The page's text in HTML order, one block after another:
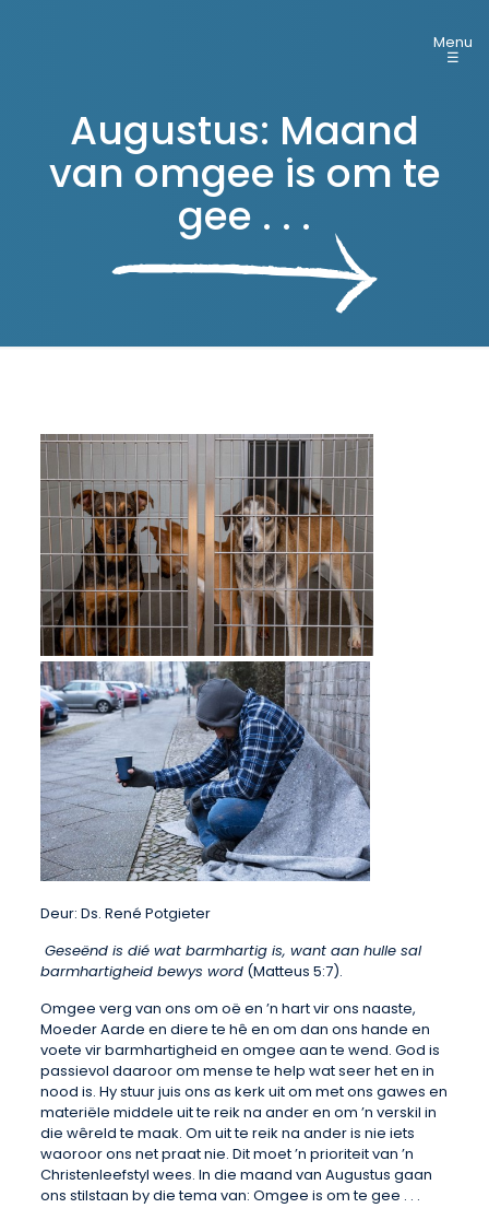
Menu
☰
Augustus: Maand
van omgee is om te
gee . . .
Deur: Ds. René Potgieter
Geseënd is dié wat barmhartig is, want aan hulle sal
barmhartigheid bewys word(Matteus 5:7).
Omgee verg van ons om oë en ’n hart vir ons naaste,
Moeder Aarde en diere te hê en om dan ons hande en
voete vir barmhartigheid en omgee aan te wend. God is
passievol daaroor om mense te help wat seer het en in
nood is. Hy stuur juis ons as kerk uit om met ons gawes en
materiële middele uit te reik na ander en om ’n verskil in
die wêreld te maak. Om uit te reik na ander is nie iets
waoroor ons net praat nie. Dit moet ’n prioriteit van ’n
Christenleefstyl wees. In die maand van Augustus gaan
ons stilstaan by die tema van: Omgee is om te gee . . .